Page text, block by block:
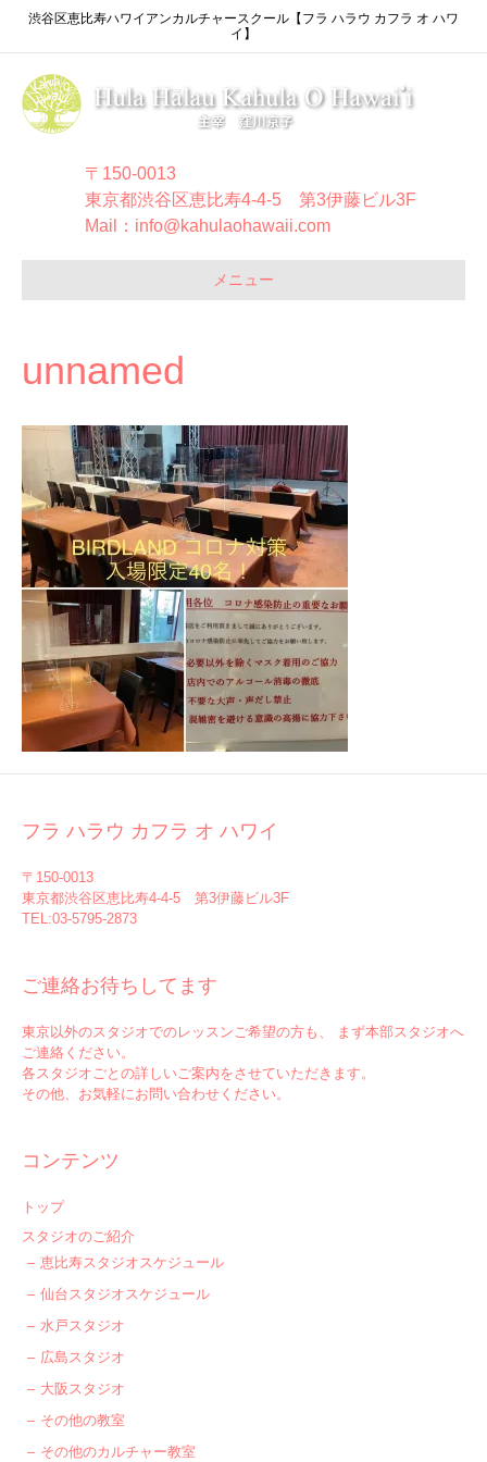
渋谷区恵比寿ハワイアンカルチャースクール【フラ ハラウ カフラ オ ハワ
イ】
〒150-0013
東京都渋谷区恵比寿4-4-5 第3伊藤ビル3F
Mail：info@kahulaohawaii.com
メニュー
unnamed
フラ ハラウ カフラ オ ハワイ
〒150-0013
東京都渋谷区恵比寿4-4-5 第3伊藤ビル3F
TEL:03-5795-2873
ご連絡お待ちしてます
東京以外のスタジオでのレッスンご希望の方も、 まず本部スタジオへ
ご連絡ください。
各スタジオごとの詳しいご案内をさせていただきます。
その他、お気軽にお問い合わせください。
コンテンツ
トップ
スタジオのご紹介
恵比寿スタジオスケジュール
仙台スタジオスケジュール
水戸スタジオ
広島スタジオ
大阪スタジオ
その他の教室
その他のカルチャー教室